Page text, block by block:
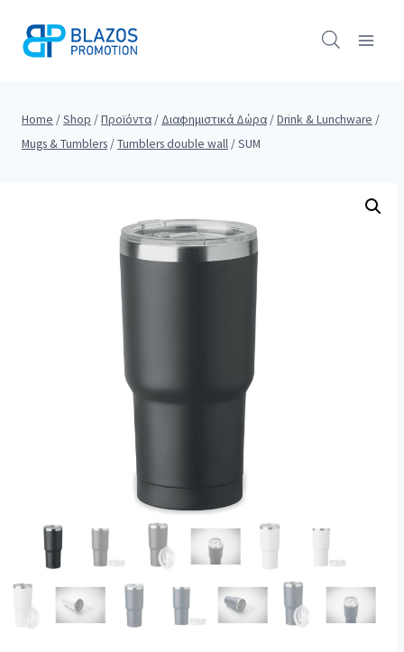
Home /Shop /Προϊόντα / Διαφημιστικά Δώρα /Drink & Lunchware /
Mugs & Tumblers /Tumblers double wall /SUM